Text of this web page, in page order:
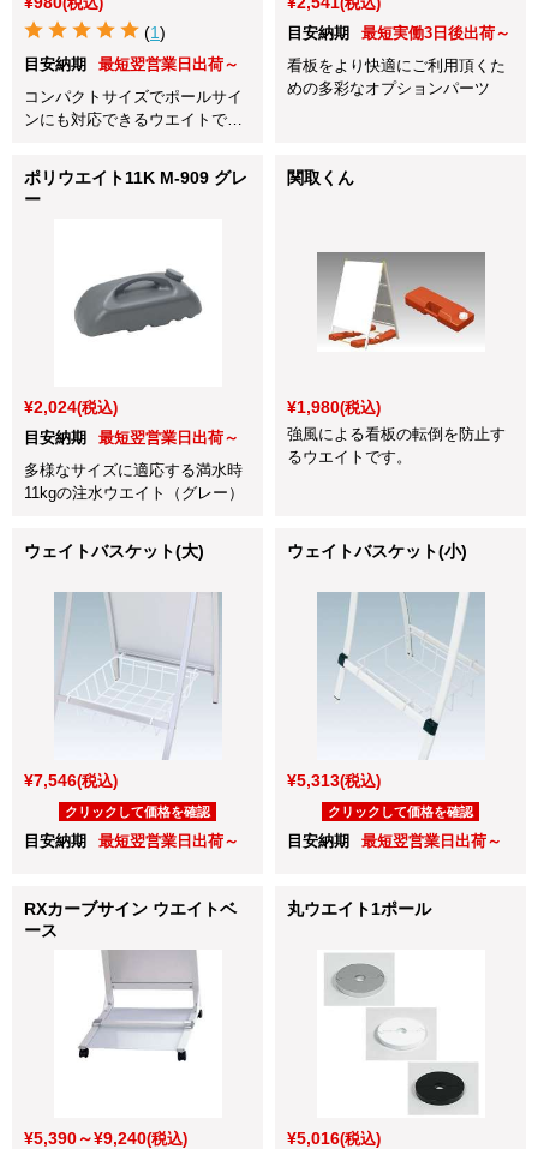
(1)
目安納期
最短翌営業日出荷～
コンパクトサイズでポールサイ
ンにも対応できるウエイトで
目安納期
最短実働3日後出荷～
看板をより快適にご利用頂くた
めの多彩なオプションパーツ
ポリウエイト11K M-909 グレ
ー
¥2,024(税込)
目安納期
最短翌営業日出荷～
多様なサイズに適応する満水時
11kgの注水ウエイト（グレー）
関取くん
¥1,980(税込)
強風による看板の転倒を防止す
るウエイトです。
ウェイトバスケット(大)
¥7,546(税込)
クリックして価格を確認
目安納期 最短翌営業日出荷～
ウェイトバスケット(小)
¥5,313(税込)
クリックして価格を確認
目安納期 最短翌営業日出荷～
RXカーブサイン ウエイトベ
ース
¥5,390～¥9,240(税込)
丸ウエイト1ポール
¥5,016(税込)